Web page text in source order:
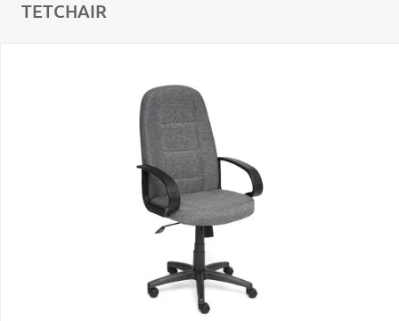
TETCHAIR